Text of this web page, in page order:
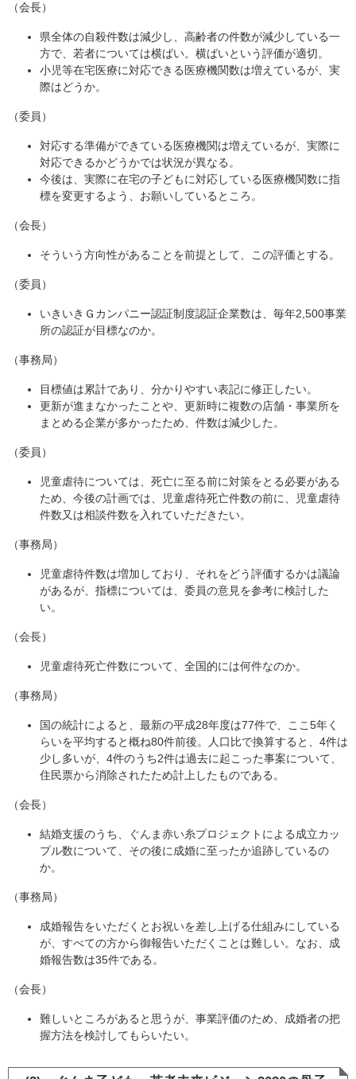
（会長）
県全体の自殺件数は減少し、高齢者の件数が減少している一
方で、若者については横ばい。横ばいという評価が適切。
小児等在宅医療に対応できる医療機関数は増えているが、実
際はどうか。
（委員）
対応する準備ができている医療機関は増えているが、実際に
対応できるかどうかでは状況が異なる。
今後は、実際に在宅の子どもに対応している医療機関数に指
標を変更するよう、お願いしているところ。
（会長）
そういう方向性があることを前提として、この評価とする。
（委員）
いきいきＧカンパニー認証制度認証企業数は、毎年2,500事業
所の認証が目標なのか。
（事務局）
目標値は累計であり、分かりやすい表記に修正したい。
更新が進まなかったことや、更新時に複数の店舗・事業所を
まとめる企業が多かったため、件数は減少した。
（委員）
児童虐待については、死亡に至る前に対策をとる必要がある
ため、今後の計画では、児童虐待死亡件数の前に、児童虐待
件数又は相談件数を入れていただきたい。
（事務局）
児童虐待件数は増加しており、それをどう評価するかは議論
があるが、指標については、委員の意見を参考に検討した
い。
（会長）
児童虐待死亡件数について、全国的には何件なのか。
（事務局）
国の統計によると、最新の平成28年度は77件で、ここ5年く
らいを平均すると概ね80件前後。人口比で換算すると、4件は
少し多いが、4件のうち2件は過去に起こった事案について、
住民票から消除されたため計上したものである。
（会長）
結婚支援のうち、ぐんま赤い糸プロジェクトによる成立カッ
プル数について、その後に成婚に至ったか追跡しているの
か。
（事務局）
成婚報告をいただくとお祝いを差し上げる仕組みにしている
が、すべての方から御報告いただくことは難しい。なお、成
婚報告数は35件である。
（会長）
難しいところがあると思うが、事業評価のため、成婚者の把
握方法を検討してもらいたい。